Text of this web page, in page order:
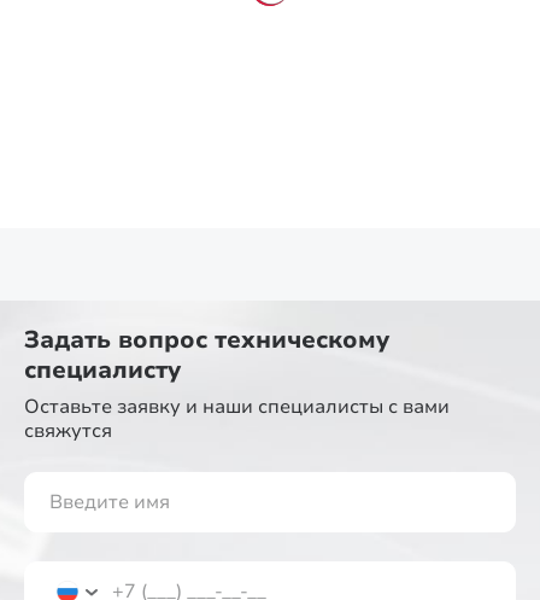
Задать вопрос техническому
специалисту
Оставьте заявку и наши специалисты с вами
свяжутся